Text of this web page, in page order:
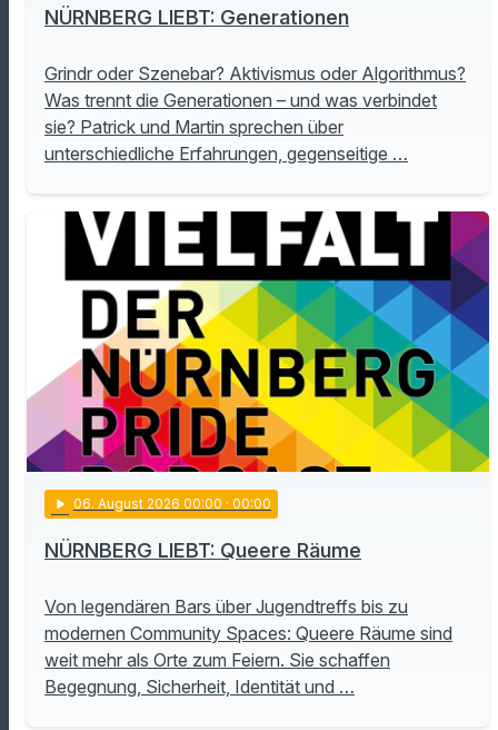
NÜRNBERG LIEBT: Generationen
Grindr oder Szenebar? Aktivismus oder Algorithmus?
Was trennt die Generationen – und was verbindet
sie? Patrick und Martin sprechen über
unterschiedliche Erfahrungen, gegenseitige …
play_arrow 06. August 2026 00:00 · 00:00
NÜRNBERG LIEBT: Queere Räume
Von legendären Bars über Jugendtreffs bis zu
modernen Community Spaces: Queere Räume sind
weit mehr als Orte zum Feiern. Sie schaffen
Begegnung, Sicherheit, Identität und …